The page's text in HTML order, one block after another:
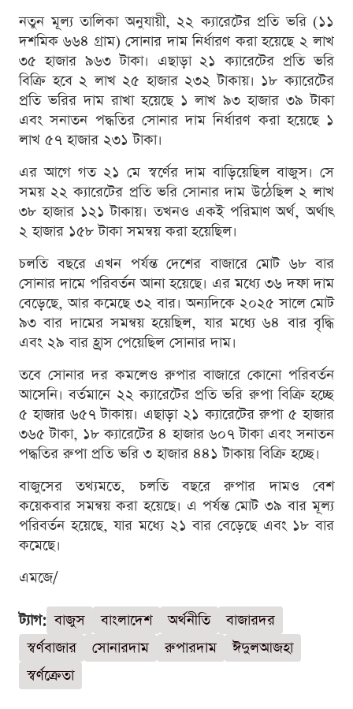
নতুন মূল্য তালিকা অনুযায়ী, ২২ ক্যারেটের প্রতি ভরি (১১
দশমিক ৬৬৪ গ্রাম) সোনার দাম নির্ধারণ করা হয়েছে ২ লাখ
৩৫ হাজার ৯৬৩ টাকা। এছাড়া ২১ ক্যারেটের প্রতি ভরি
বিক্রি হবে ২ লাখ ২৫ হাজার ২৩২ টাকায়। ১৮ ক্যারেটের
প্রতি ভরির দাম রাখা হয়েছে ১ লাখ ৯৩ হাজার ৩৯ টাকা
এবং সনাতন পদ্ধতির সোনার দাম নির্ধারণ করা হয়েছে ১
লাখ ৫৭ হাজার ২৩১ টাকা।
এর আগে গত ২১ মে স্বর্ণের দাম বাড়িয়েছিল বাজুস। সে
সময় ২২ ক্যারেটের প্রতি ভরি সোনার দাম উঠেছিল ২ লাখ
৩৮ হাজার ১২১ টাকায়। তখনও একই পরিমাণ অর্থ, অর্থাৎ
২ হাজার ১৫৮ টাকা সমন্বয় করা হয়েছিল।
চলতি বছরে এখন পর্যন্ত দেশের বাজারে মোট ৬৮ বার
সোনার দামে পরিবর্তন আনা হয়েছে। এর মধ্যে ৩৬ দফা দাম
বেড়েছে, আর কমেছে ৩২ বার। অন্যদিকে ২০২৫ সালে মোট
৯৩ বার দামের সমন্বয় হয়েছিল, যার মধ্যে ৬৪ বার বৃদ্ধি
এবং ২৯ বার হ্রাস পেয়েছিল সোনার দাম।
তবে সোনার দর কমলেও রুপার বাজারে কোনো পরিবর্তন
আসেনি। বর্তমানে ২২ ক্যারেটের প্রতি ভরি রুপা বিক্রি হচ্ছে
৫ হাজার ৬৫৭ টাকায়। এছাড়া ২১ ক্যারেটের রুপা ৫ হাজার
৩৬৫ টাকা, ১৮ ক্যারেটের ৪ হাজার ৬০৭ টাকা এবং সনাতন
পদ্ধতির রুপা প্রতি ভরি ৩ হাজার ৪৪১ টাকায় বিক্রি হচ্ছে।
বাজুসের তথ্যমতে, চলতি বছরে রুপার দামও বেশ
কয়েকবার সমন্বয় করা হয়েছে। এ পর্যন্ত মোট ৩৯ বার মূল্য
পরিবর্তন হয়েছে, যার মধ্যে ২১ বার বেড়েছে এবং ১৮ বার
কমেছে।
এমজে/
ট্যাগ: বাজুস বাংলাদেশ অর্থনীতি
বাজারদর
স্বর্ণবাজার
সোনারদাম রুপারদাম
ঈদুলআজহা
স্বর্ণক্রেতা